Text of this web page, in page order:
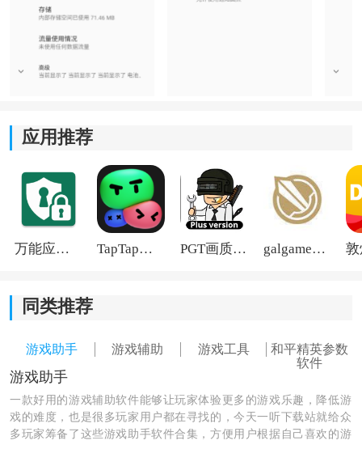
可对敌方目标和部分高级物资进行位置显示，包括头
盔、空投武器等
情况时更加方便。
2、自瞄锁头与压枪：
内置目标追踪与压枪辅助功能，会根据角色移动情况进
3、行为模拟与
软件加入了数据处理与兼容机制，并持续适配游戏更新
版本，以降低运行时出现闪退、异常等情况，提升整体
稳定性。
4、一键宏与高阶操作：
应用推荐
万能应用隐藏 TapTap国际版2026 PGT画质助手旧版 galgame游戏盒子2026
同类推荐
游戏助手 游戏辅助 游戏工具
和平精英参数
软件
游戏助手
一款好用的游戏辅助软件能够让玩家体验更多的游戏乐趣，降低游
戏的难度，也是很多玩家用户都在寻找的，今天一听下载站就给众
多玩家筹备了这些游戏助手软件合集，方便用户根据自己喜欢的游